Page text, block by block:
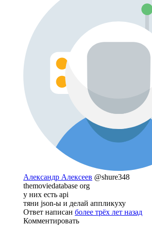
Александр Алексеев @shure348
themoviedatabase org
у них есть api
тяни json-ы и делай аппликуху
Ответ написан более трёх лет назад
Комментировать